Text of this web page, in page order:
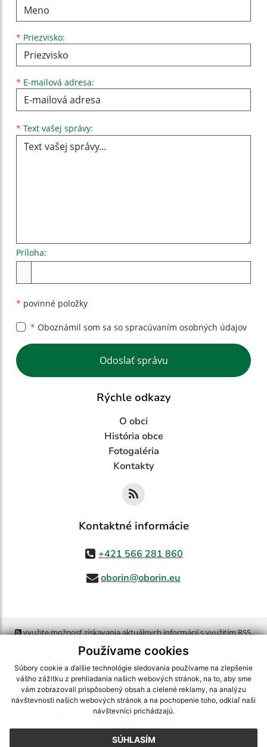
Používame cookies
Súbory cookie a ďalšie technológie sledovania používame na zlepšenie
vášho zážitku z prehliadania našich webových stránok, na to, aby sme
vám zobrazovali prispôsobený obsah a cielené reklamy, na analýzu
návštevnosti našich webových stránok a na pochopenie toho, odkiaľ naši
návštevníci prichádzajú.
SÚHLASÍM
* Priezvisko:
* E-mailová adresa:
* Text vašej správy:
Príloha:
* povinné položky
* Oboznámil som sa so spracúvaním osobných údajov
Google reCaptcha Response
Odoslať správu
Rýchle odkazy
O obci
História obce
Fotogaléria
Kontakty
Kontaktné informácie
+421 566 281 860
oborin@oborin.eu
využite možnosť získavania aktuálnych informácií s využitím RSS,
CMS systém (redakčný) systém ECHELON 2, Mapa stránok
webex.digital, s.r.o.,domény,registrácia domény
spoločnosť webex.digital, s.r.o.,technický prevádzkovateľ
Posledná aktualizácia:21.07.2026
Vytlačiť stránku|Vyhlásenie o prístupnosti